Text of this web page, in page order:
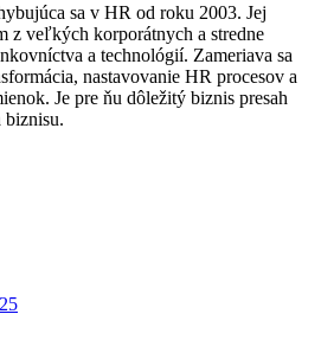
sa v HR od roku 2003. Jej
z veľkých korporátnych a stredne
a technológií. Zameriava sa
nastavovanie HR procesov a
Je pre ňu dôležitý biznis presah
biznisu.